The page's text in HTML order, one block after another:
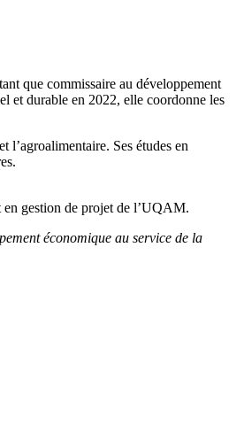
que commissaire au développement
et durable en 2022, elle coordonne les
l’agroalimentaire. Ses études en
en gestion de projet de l’UQAM.
économique au service de la